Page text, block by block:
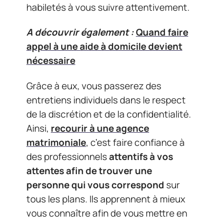
habiletés à vous suivre attentivement.
A découvrir également :Quand faire
appel à une aide à domicile devient
nécessaire
Grâce à eux, vous passerez des
entretiens individuels dans le respect
de la discrétion et de la confidentialité.
Ainsi, recourir à une agence
matrimoniale, c’est faire confiance à
des professionnelsattentifs à vos
attentes afin de trouver une
personne qui vous correspond sur
tous les plans. Ils apprennent à mieux
vous connaître afin de vous mettre en